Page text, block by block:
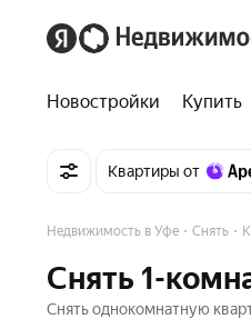
Новостройки Купить
Квартиры от
Недвижимость в Уфе Снять
Снять 1-
Снять однокомнатную